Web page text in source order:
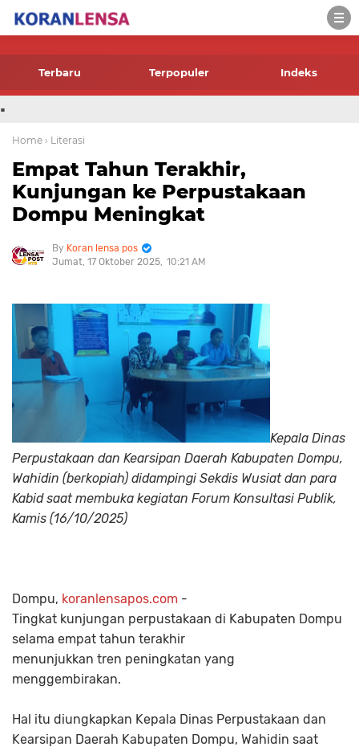
-->
Terbaru Terpopuler Indeks
.
Home › Literasi
Empat Tahun Terakhir,
Kunjungan ke Perpustakaan
Dompu Meningkat
Koran lensa pos
Jumat, 17 Oktober 2025 10:21 AM
Kepala Dinas
Perpustakaan dan Kearsipan Daerah Kabupaten Dompu,
Wahidin (berkopiah) didampingi Sekdis Wusiat dan para
Kabid saat membuka kegiatan Forum Konsultasi Publik,
Kamis (16/10/2025)
Dompu, koranlensapos.com -
Tingkat kunjungan perpustakaan di Kabupaten Dompu
selama empat tahun terakhir
menunjukkan tren peningkatan yang
menggembirakan.
Hal itu diungkapkan Kepala Dinas Perpustakaan dan
Kearsipan Daerah Kabupaten Dompu, Wahidin saat